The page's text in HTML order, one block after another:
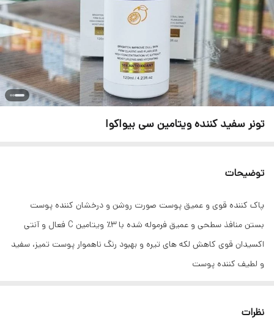
تونر سفید کننده ویتامین سی بیواکوا
توضیحات
پاک کننده قوی و عمیق پوست صورت روشن و درخشان کننده پوست
بستن منافذ سطحی و عمیق فرموله شده با 3٪ ویتامین C فعال و آنتی
اکسیدان قوی کاهش لکه های تیره و بهبود رنگ ناهموار پوست تمیز، سفید
و لطیف کننده پوست
نظرات